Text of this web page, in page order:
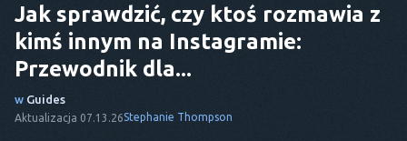
Jak sprawdzić, czy ktoś rozmawia z
kimś innym na Instagramie:
Przewodnik dla...
w Guides
Aktualizacja 07.13.26Stephanie Thompson